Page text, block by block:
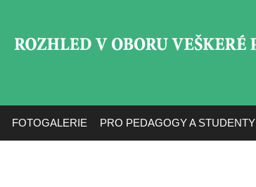
FOTOGALERIE PRO PEDAGOGY A STUDENTY